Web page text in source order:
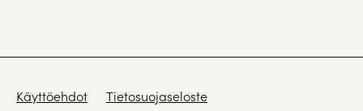
Käyttöehdot Tietosuojaseloste